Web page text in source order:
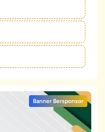
Banner Bersponsor